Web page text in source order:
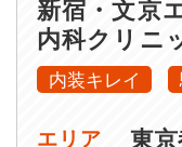
新宿・文京
内科クリニ
内装キレイ
エリア 東